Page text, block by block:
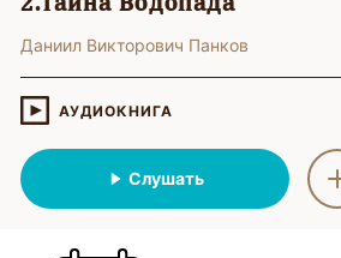
2.Тайна Водопада
Даниил Викторович Панков
АУДИОКНИГА
Слушать